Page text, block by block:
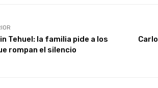
Tehuel: la familia pide a los
rompan el silencio